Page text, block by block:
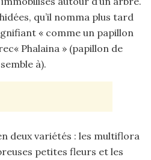
qu’il nomma plus tard
« comme un papillon
Phalaina » (papillon de
à).
deux variétés : les multiflora
petites fleurs et les